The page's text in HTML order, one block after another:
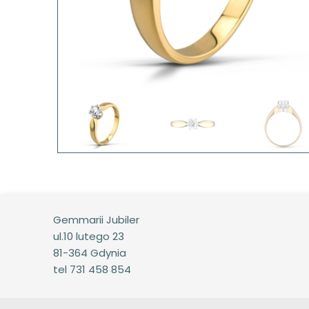
Gemmarii Jubiler
ul.10 lutego 23
81-364 Gdynia
tel 731 458 854